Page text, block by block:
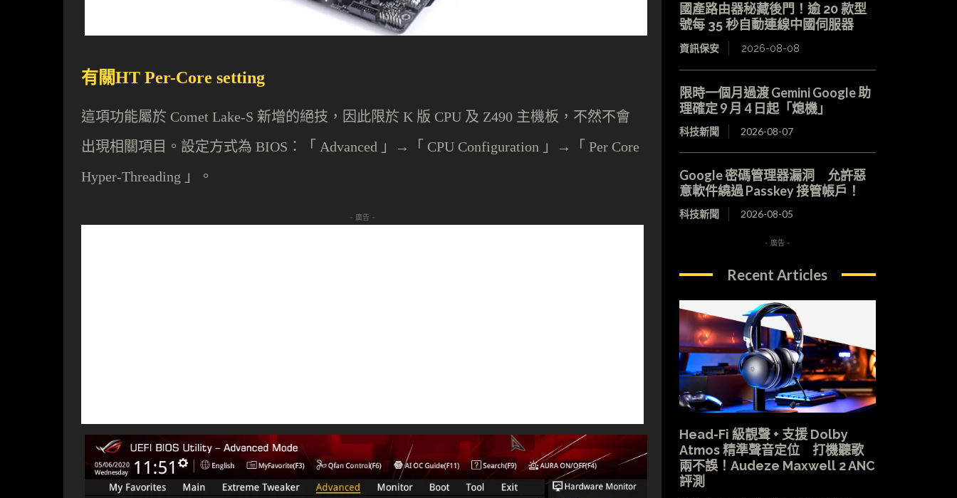
有關HT Per-Core setting
這項功能屬於 Comet Lake-S 新增的絕技，因此限於 K 版 CPU 及 Z490 主機板，不然不會
出現相關項目。設定方式為 BIOS：「 Advanced 」→「 CPU Configuration 」→「 Per Core
Hyper-Threading 」
。
- 廣告 -
國產路由器秘藏後門！逾 20 款型
號每 35 秒自動連線中國伺服器
資訊保安 2026-08-08
限時一個月過渡 Gemini Google 助
理確定 9 月 4 日起「熄機」
科技新聞 2026-08-07
Google 密碼管理器漏洞 允許惡
意軟件繞過 Passkey 接管帳戶！
科技新聞 2026-08-05
- 廣告 -
Recent Articles
Head-Fi 級靚聲 + 支援 Dolby
Atmos 精準聲音定位 打機聽歌
兩不誤！Audeze Maxwell 2 ANC
評測